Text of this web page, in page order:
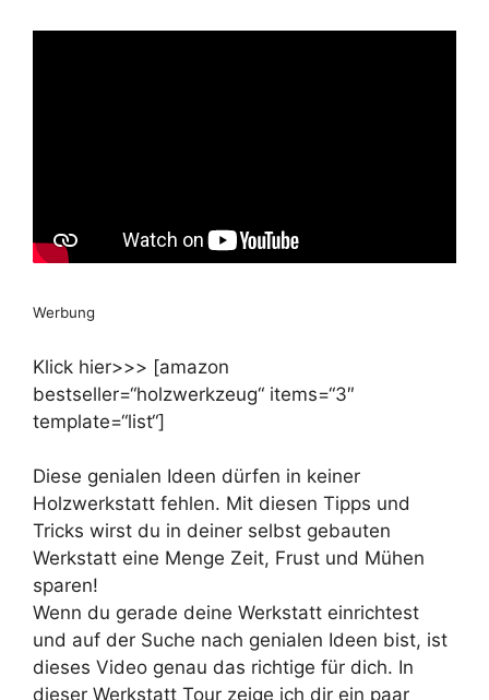
Werbung
Klick hier>>> [amazon
bestseller=“holzwerkzeug“ items=“3″
template=“list“]
Diese genialen Ideen dürfen in keiner
Holzwerkstatt fehlen. Mit diesen Tipps und
Tricks wirst du in deiner selbst gebauten
Werkstatt eine Menge Zeit, Frust und Mühen
sparen!
Wenn du gerade deine Werkstatt einrichtest
und auf der Suche nach genialen Ideen bist, ist
dieses Video genau das richtige für dich. In
dieser Werkstatt Tour zeige ich dir ein paar